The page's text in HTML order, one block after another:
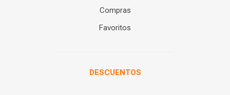
Compras
Favoritos
DESCUENTOS